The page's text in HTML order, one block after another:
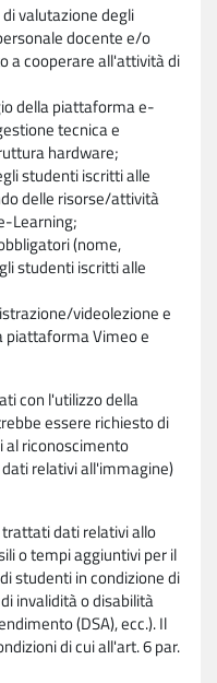
valutazione degli
docente e/o
a cooperare all'attività di
della piattaforma e-
tecnica e
hardware;
studenti iscritti alle
delle risorse/attività
Learning;
(nome,
studenti iscritti alle
videolezione e
piattaforma Vimeo e
con l'utilizzo della
essere richiesto di
al riconoscimento
relativi all'immagine)
dati relativi allo
o tempi aggiuntivi per il
studenti in condizione di
invalidità o disabilità
(DSA), ecc.). Il
di cui all'art. 6 par.